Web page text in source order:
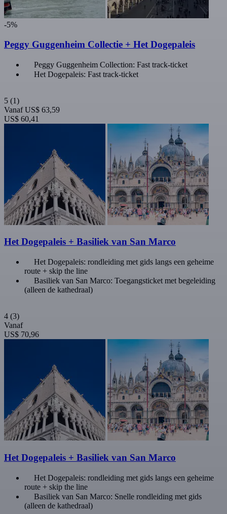
-5%
Peggy Guggenheim Collectie + Het Dogepaleis
Peggy Guggenheim Collection: Fast track-ticket
Het Dogepaleis: Fast track-ticket
5 (1)
Vanaf US$ 63,59
US$ 60,41
Het Dogepaleis + Basiliek van San Marco
Het Dogepaleis: rondleiding met gids langs een geheime
route + skip the line
Basiliek van San Marco: Toegangsticket met begeleiding
(alleen de kathedraal)
4 (3)
Vanaf
US$ 70,96
Het Dogepaleis + Basiliek van San Marco
Het Dogepaleis: rondleiding met gids langs een geheime
route + skip the line
Basiliek van San Marco: Snelle rondleiding met gids
(alleen de kathedraal)